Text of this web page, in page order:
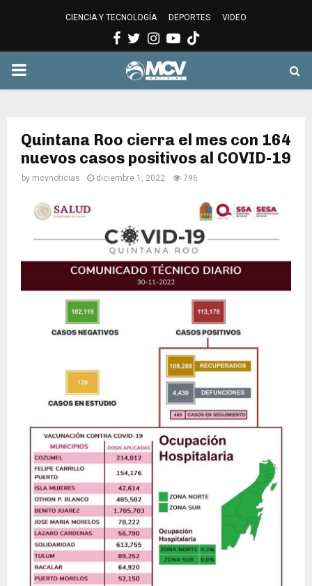
CIENCIA Y TECNOLOGÍA DEPORTES VIDEO
Facebook
Twitter
Instagram
Youtube
PRIMARY
Quintana Roo cierra el mes con 164
nuevos casos positivos al COVID-19
by mcvnoticias diciembre 1, 2022 796